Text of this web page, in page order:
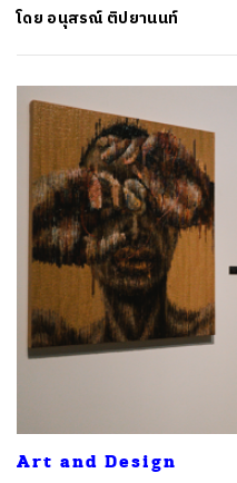
โดย อนุสรณ์ ติปยานนท์
Art and Design